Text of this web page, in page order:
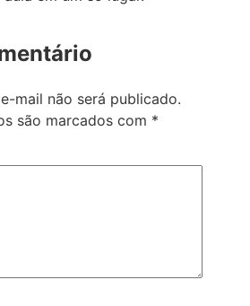
mail não será publicado.
são marcados com *